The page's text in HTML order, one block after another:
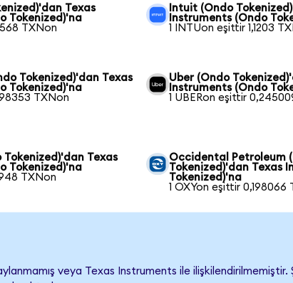
Texas
Tokenized)'na
TXNon
Intuit (Ondo
Instruments (Ondo
1 INTUon eşittir 1,1203
Tokenized)'dan Texas
Tokenized)'na
TXNon
Uber (Ondo
Instruments (Ondo
1 UBERon eşittir
Tokenized)'dan Texas
Tokenized)'na
TXNon
Occidental Petroleum
Tokenized)'dan Texas
Tokenized)'na
1 OXYon eşittir 0,198066
veya Texas Instruments ile ilişkilendirilmemiştir.